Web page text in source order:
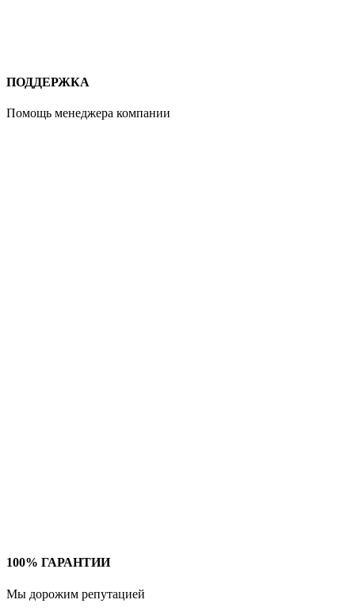
ПОДДЕРЖКА
Помощь менеджера компании
100% ГАРАНТИИ
Мы дорожим репутацией